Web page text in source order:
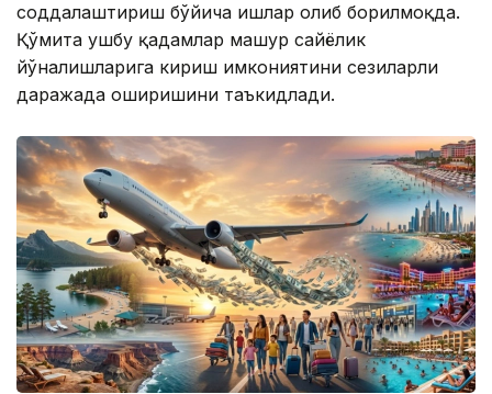
соддалаштириш бўйича ишлар олиб борилмоқда.
Қўмита ушбу қадамлар машҳур сайёҳлик
йўналишларига кириш имкониятини сезиларли
даражада оширишини таъкидлади.